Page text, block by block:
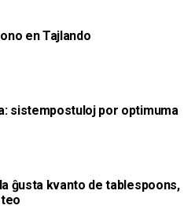
en Tajlando
sistempostuloj por optimuma
ĝusta kvanto de tablespoons,